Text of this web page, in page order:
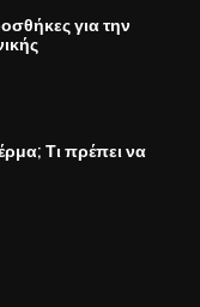
για την
Τι πρέπει να